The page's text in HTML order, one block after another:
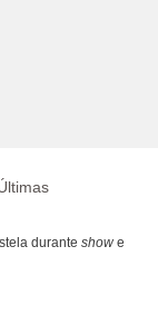
e compartilham
a...
durante show e